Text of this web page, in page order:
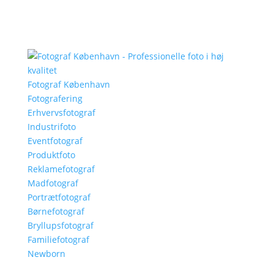
Fotograf København
Fotografering
Erhvervsfotograf
Industrifoto
Eventfotograf
Produktfoto
Reklamefotograf
Madfotograf
Portrætfotograf
Børnefotograf
Bryllupsfotograf
Familiefotograf
Newborn